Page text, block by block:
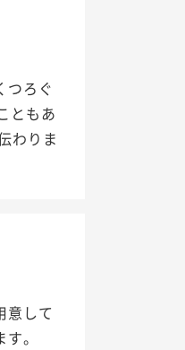
つろぐ
ともあ
わりま
意して
。